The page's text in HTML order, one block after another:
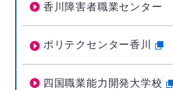
香川障害者職業センター
ポリテクセンター香川
四国職業能力開発大学校